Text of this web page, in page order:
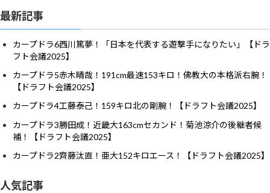
最新記事
カープドラ6西川篤夢！「日本を代表する遊撃手になりたい」【ドラ
フト会議2025】
カープドラ5赤木晴哉！191cm最速153キロ！佛教大の本格派右腕！
【ドラフト会議2025】
カープドラ4工藤泰己！159キロ北の剛腕！【ドラフト会議2025】
カープドラ3勝田成！近畿大163cmセカンド！菊池涼介の後継者候
補！【ドラフト会議2025】
カープドラ2齊藤汰直！亜大152キロエース！【ドラフト会議2025】
人気記事